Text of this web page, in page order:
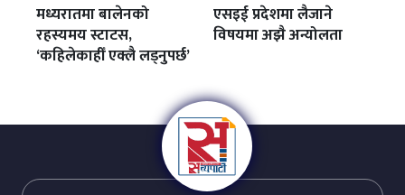
मध्यरातमा बालेनको
रहस्यमय स्टाटस,
‘कहिलेकाहीँ एक्लै लड्नुपर्छ’
एसइई प्रदेशमा लैजाने
विषयमा अझै अन्योलता